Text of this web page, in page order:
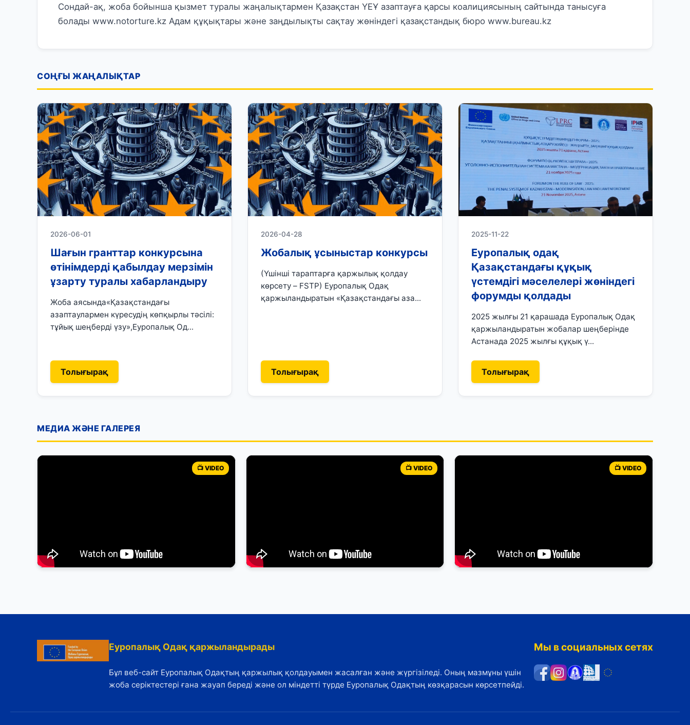
Сондай-ақ, жоба бойынша қызмет туралы жаңалықтармен Қазақстан ҮЕҰ азаптауға қарсы коалициясының сайтында танысуға
болады www.notorture.kz Адам құқықтары және заңдылықты сақтау жөніндегі қазақстандық бюро www.bureau.kz
СОҢҒЫ ЖАҢАЛЫҚТАР
2026-06-01
Шағын гранттар конкурсына
өтінімдерді қабылдау мерзімін
ұзарту туралы хабарландыру
Жоба аясында«Қазақстандағы
азаптаулармен күресудің көпқырлы тәсілі:
тұйық шеңберді үзу»,Еуропалық Од...
Толығырақ
2026-04-28
Жобалық ұсыныстар конкурсы
(Үшінші тараптарға қаржылық қолдау
көрсету – FSTP) Еуропалық Одақ
қаржыландыратын «Қазақстандағы аза...
Толығырақ
2025-11-22
Еуропалық одақ
Қазақстандағы құқық
үстемдігі мәселелері жөніндегі
форумды қолдады
2025 жылғы 21 қарашада Еуропалық Одақ
қаржыландыратын жобалар шеңберінде
Астанада 2025 жылғы құқық ү...
Толығырақ
МЕДИА ЖӘНЕ ГАЛЕРЕЯ
📺 VIDEO 📺 VIDEO 📺 VIDEO
Еуропалық Одақ қаржыландырады
Бұл веб-сайт Еуропалық Одақтың қаржылық қолдауымен жасалған және жүргізіледі. Оның мазмұны үшін
жоба серіктестері ғана жауап береді және ол міндетті түрде Еуропалық Одақтың көзқарасын көрсетпейді.
Мы в социальных сетях